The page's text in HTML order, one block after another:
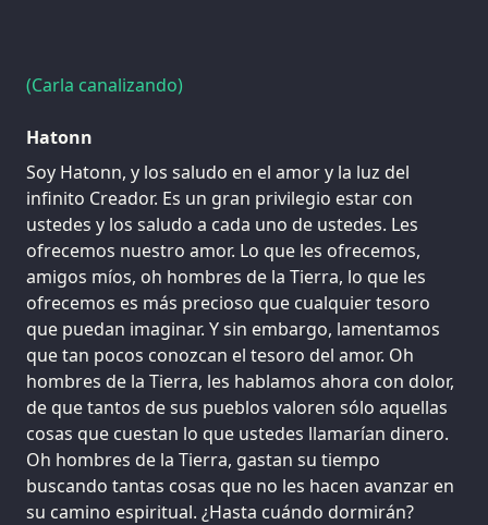
(Carla canalizando)
Hatonn
Soy Hatonn, y los saludo en el amor y la luz del
infinito Creador. Es un gran privilegio estar con
ustedes y los saludo a cada uno de ustedes. Les
ofrecemos nuestro amor. Lo que les ofrecemos,
amigos míos, oh hombres de la Tierra, lo que les
ofrecemos es más precioso que cualquier tesoro
que puedan imaginar. Y sin embargo, lamentamos
que tan pocos conozcan el tesoro del amor. Oh
hombres de la Tierra, les hablamos ahora con dolor,
de que tantos de sus pueblos valoren sólo aquellas
cosas que cuestan lo que ustedes llamarían dinero.
Oh hombres de la Tierra, gastan su tiempo
buscando tantas cosas que no les hacen avanzar en
su camino espiritual. ¿Hasta cuándo dormirán?